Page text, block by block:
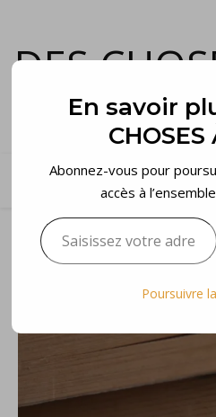
DES
et
En savoir
CHOSES
Abonnez-vous pour
accès à
Saisissez votre adresse e-
Poursuivre